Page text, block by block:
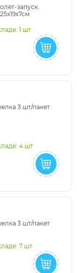
1 шт
3 шт/пакет
4 шт
3 шт/пакет
7 шт